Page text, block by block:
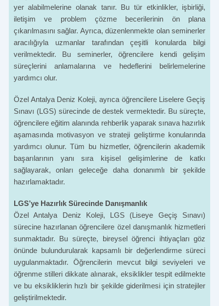
yer alabilmelerine olanak tanır. Bu tür etkinlikler, işbirliği,
iletişim ve problem çözme becerilerinin ön plana
çıkarılmasını sağlar. Ayrıca, düzenlenmekte olan seminerler
aracılığıyla uzmanlar tarafından çeşitli konularda bilgi
verilmektedir. Bu seminerler, öğrencilere kendi gelişim
süreçlerini anlamalarına ve hedeflerini belirlemelerine
yardımcı olur.
Özel Antalya Deniz Koleji, ayrıca öğrencilere Liselere Geçiş
Sınavı (LGS) sürecinde de destek vermektedir. Bu süreçte,
öğrencilere eğitim alanında rehberlik yaparak sınava hazırlık
aşamasında motivasyon ve strateji geliştirme konularında
yardımcı olunur. Tüm bu hizmetler, öğrencilerin akademik
başarılarının yanı sıra kişisel gelişimlerine de katkı
sağlayarak, onları geleceğe daha donanımlı bir şekilde
hazırlamaktadır.
LGS’ye Hazırlık Sürecinde Danışmanlık
Özel Antalya Deniz Koleji, LGS (Liseye Geçiş Sınavı)
sürecine hazırlanan öğrencilere özel danışmanlık hizmetleri
sunmaktadır. Bu süreçte, bireysel öğrenci ihtiyaçları göz
önünde bulundurularak kapsamlı bir değerlendirme süreci
uygulanmaktadır. Öğrencilerin mevcut bilgi seviyeleri ve
öğrenme stilleri dikkate alınarak, eksiklikler tespit edilmekte
ve bu eksikliklerin hızlı bir şekilde giderilmesi için stratejiler
geliştirilmektedir.